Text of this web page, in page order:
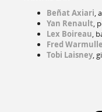
Beñat Axiari,
Yan Renault,
Lex Boireau,
Fred Warmulle
Tobi Laisney,